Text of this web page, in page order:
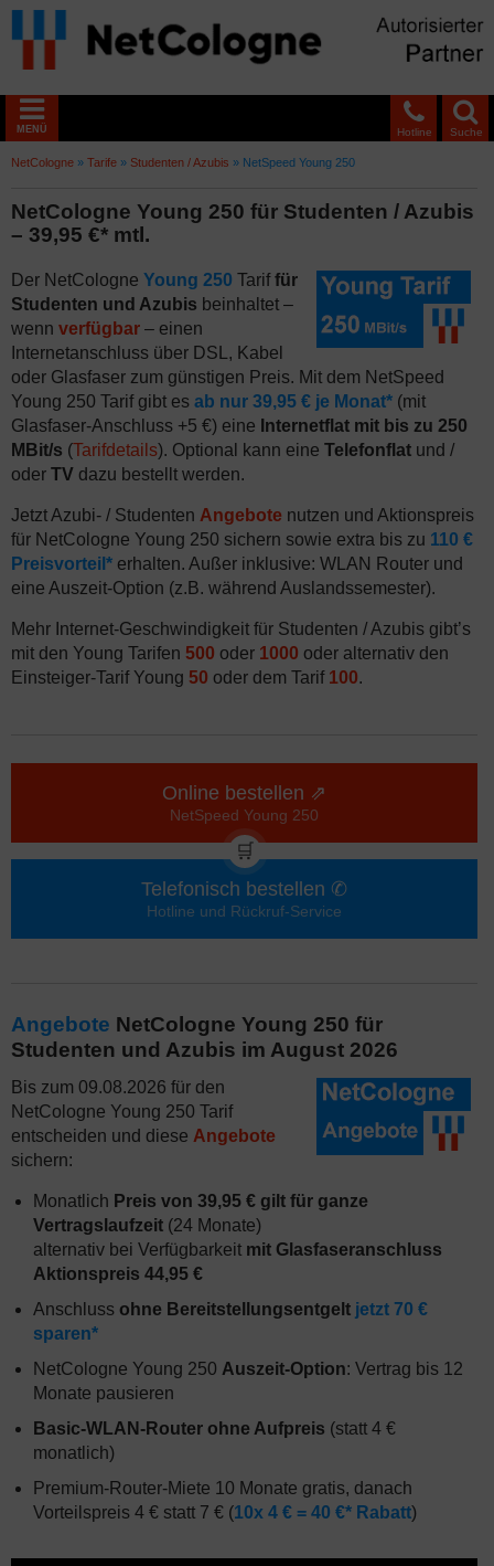
Suche
Hotline
MENÜ
NetCologne » Tarife » Studenten / Azubis » NetSpeed Young 250
NetCologne Young 250 für Studenten / Azubis
– 39,95 €* mtl.
Der NetCologne Young 250 Tariffür
Studenten und Azubis beinhaltet –
wenn verfügbar – einen
Internetanschluss über DSL, Kabel
oder Glasfaser zum günstigen Preis. Mit dem NetSpeed
Young 250 Tarif gibt es ab nur 39,95 € je Monat* (mit
Glasfaser-Anschluss +5 €) eine Internetflat mit bis zu 250
MBit/s (Tarifdetails). Optional kann eine Telefonflat und /
oder TV dazu bestellt werden.
Jetzt Azubi- / Studenten Angebote nutzen und Aktionspreis
für NetCologne Young 250 sichern sowie extra bis zu 110 €
Preisvorteil* erhalten. Außer inklusive: WLAN Router und
eine Auszeit-Option (z.B. während Auslandssemester).
Mehr Internet-Geschwindigkeit für Studenten / Azubis gibt’s
mit den Young Tarifen 500 oder 1000 oder alternativ den
Einsteiger-Tarif Young 50 oder dem Tarif 100.
Online bestellen ⇗
NetSpeed Young 250
🛒
Telefonisch bestellen ✆
Hotline und Rückruf-Service
Angebote NetCologne Young 250 für
Studenten und Azubis im August 2026
Bis zum 09.08.2026 für den
NetCologne Young 250 Tarif
entscheiden und diese Angebote
sichern:
Monatlich Preis von 39,95 € gilt für ganze
Vertragslaufzeit (24 Monate)
alternativ bei Verfügbarkeit mit Glasfaseranschluss
Aktionspreis 44,95 €
Anschluss ohne Bereitstellungsentgelt jetzt 70 €
sparen*
NetCologne Young 250 Auszeit-Option: Vertrag bis 12
Monate pausieren
Basic-WLAN-Router ohne Aufpreis (statt 4 €
monatlich)
Premium-Router-Miete 10 Monate gratis, danach
Vorteilspreis 4 € statt 7 € (10x 4 € = 40 €* Rabatt)